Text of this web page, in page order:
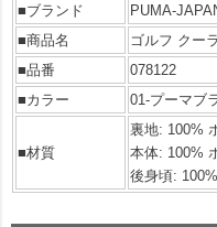
■ブランド
PUMA-
■商品名
ゴルフ クー
■品番
078122
■カラー
01-プーマブ
■材質
裏地: 100%
本体: 100%
後身頃: